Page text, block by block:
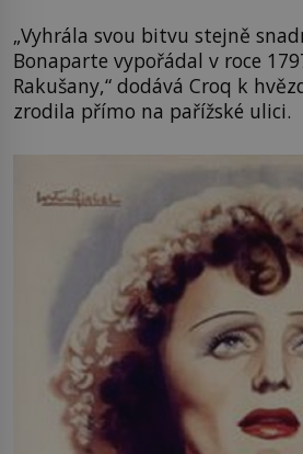
„Vyhrála svou bitvu stejně
Bonaparte vypořádal v roce
Rakušany,“ dodává Croq k
zrodila přímo na pařížské ulici.